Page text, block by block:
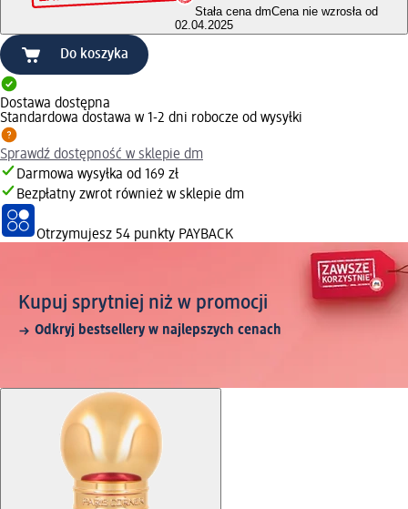
Stała cena dmCena nie wzrosła od
02.04.2025
Do koszyka
Dostawa dostępna
Standardowa dostawa w 1-2 dni robocze od wysyłki
Sprawdź dostępność w sklepie dm
Darmowa wysyłka od 169 zł
Bezpłatny zwrot również w sklepie dm
Otrzymujesz 54 punkty PAYBACK
Kupuj sprytniej niż w promocji
Odkryj bestsellery w najlepszych cenach